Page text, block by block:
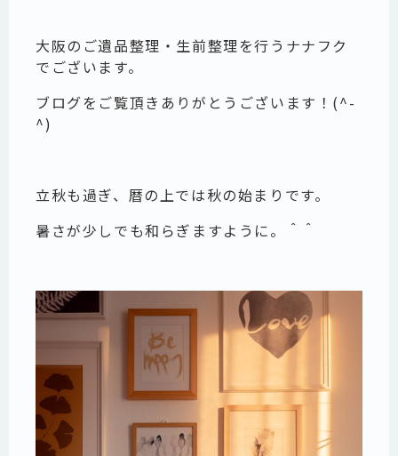
大阪のご遺品整理・生前整理を行うナナフク
でございます。
ブログをご覧頂きありがとうございます！(^-
^)
立秋も過ぎ、暦の上では秋の始まりです。
暑さが少しでも和らぎますように。＾＾